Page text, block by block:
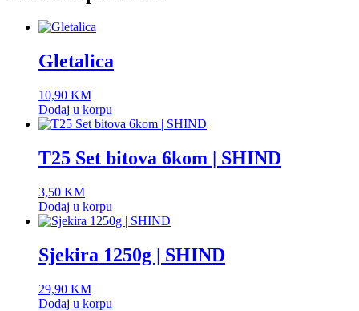
Gletalica
10,90 KM
Dodaj u korpu
T25 Set bitova 6kom | SHIND
3,50 KM
Dodaj u korpu
Sjekira 1250g | SHIND
29,90 KM
Dodaj u korpu